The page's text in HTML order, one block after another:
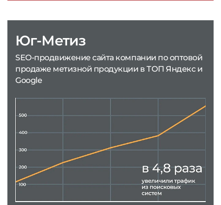
Юг-Метиз
SEO-продвижение сайта компании по оптовой
продаже метизной продукции в ТОП Яндекс и
Google